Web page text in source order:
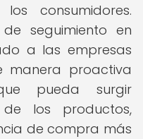
consumidores.
seguimiento en
a las empresas
manera proactiva
pueda surgir
los productos,
de compra más